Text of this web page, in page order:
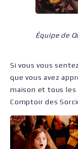
Équipe de
Si vous vous
que vous avez
maison et tous les
Comptoir des